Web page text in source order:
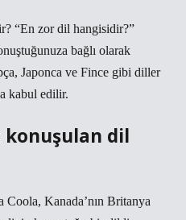
“En zor dil hangisidir?”
bağlı olarak
Japonca ve Fince gibi diller
kabul edilir.
konuşulan dil
Kanada’nın Britanya